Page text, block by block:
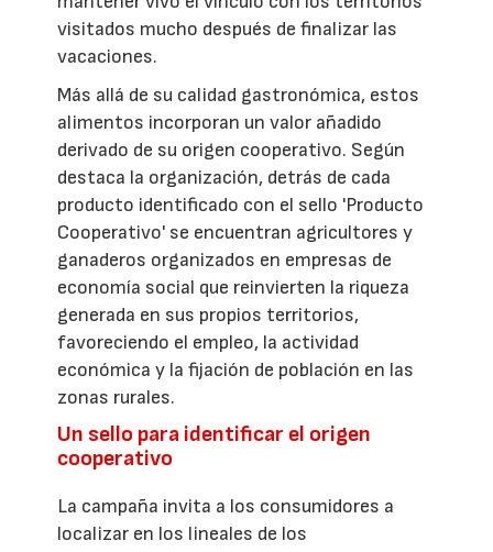
visitados mucho después de finalizar las
vacaciones.
Más allá de su calidad gastronómica, estos
alimentos incorporan un valor añadido
derivado de su origen cooperativo. Según
destaca la organización, detrás de cada
producto identificado con el sello 'Producto
Cooperativo' se encuentran agricultores y
ganaderos organizados en empresas de
economía social que reinvierten la riqueza
generada en sus propios territorios,
favoreciendo el empleo, la actividad
económica y la fijación de población en las
zonas rurales.
Un sello para identificar el origen
cooperativo
La campaña invita a los consumidores a
localizar en los lineales de los